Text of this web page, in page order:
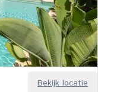
Bekijk locatie